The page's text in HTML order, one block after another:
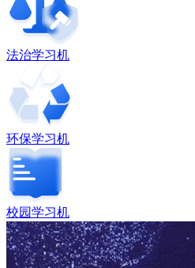
法治学习机
环保学习机
校园学习机